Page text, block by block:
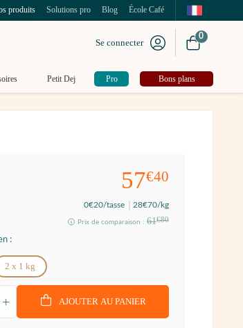
produits Solutions pro Blog École Café
Se connecter
0
Petit Dej Pro Bons plans
57€40
0€20/tasse 28€70/kg
Prix de comparaison : 61€80
:
2 x 1 kg
+ AJOUTER AU PANIER